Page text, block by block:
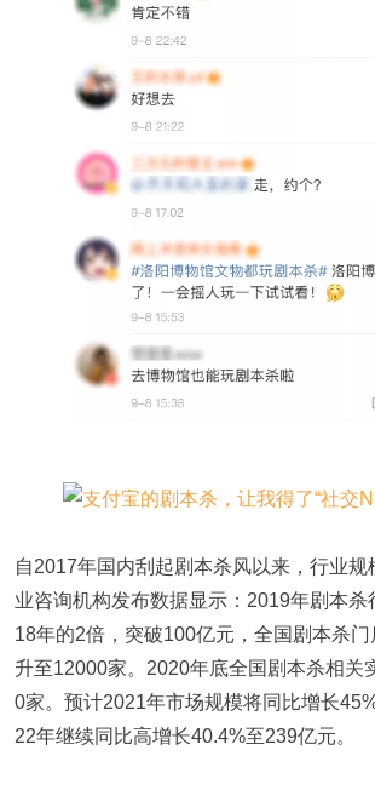
自2017年国内刮起剧本杀风以来，行业
业咨询机构发布数据显示：2019年剧本杀
18年的2倍，突破100亿元，全国剧本杀
升至12000家。2020年底全国剧本杀相关
0家。预计2021年市场规模将同比增长
22年继续同比高增长40.4%至239亿元。